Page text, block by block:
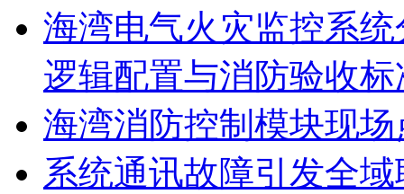
海湾电气火灾监控系
逻辑配置与消防验收标
海湾消防控制模块现
系统通讯故障引发全